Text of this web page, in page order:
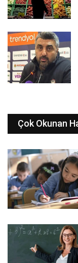
Çok Okunan